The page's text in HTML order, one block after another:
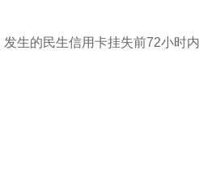
生的民生信用卡挂失前72小时内